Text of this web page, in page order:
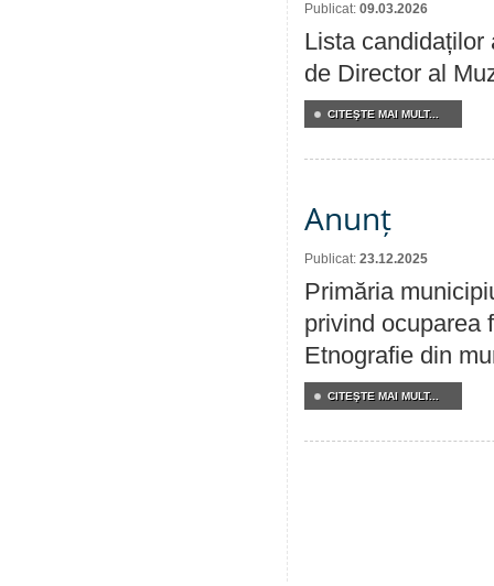
Publicat: 09.03.2026
Lista candidaților
de Director al
CITEŞTE MAI MULT...
Anunț
Publicat: 23.12.2025
Primăria
privind ocuparea
Etnografie din
CITEŞTE MAI MULT...